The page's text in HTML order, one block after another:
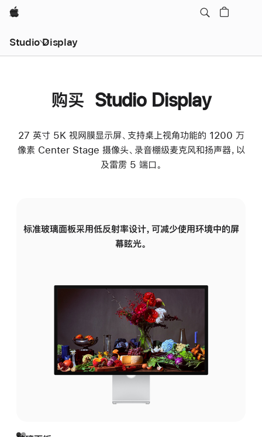
Apple
Studio Display
购买 Studio Display
27 英寸 5K 视网膜显示屏、支持桌上视角功能的 1200 万
像素 Center Stage 摄像头、录音棚级麦克风和扬声器，以
及雷雳 5 端口。
标准玻璃面板采用低反射率设计，可减少使用环境中的屏
幕眩光。